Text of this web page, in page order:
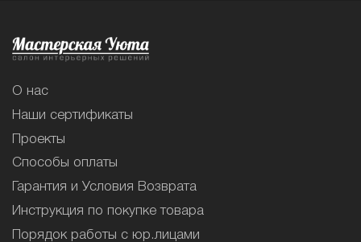
О нас
Наши сертификаты
Проекты
Способы оплаты
Гарантия и Условия Возврата
Инструкция по покупке товара
Порядок работы с юр.лицами